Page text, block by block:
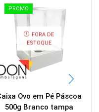
PROMO
FORA DE
ESTOQUE
Ovo em Pé Páscoa
500g Branco tampa